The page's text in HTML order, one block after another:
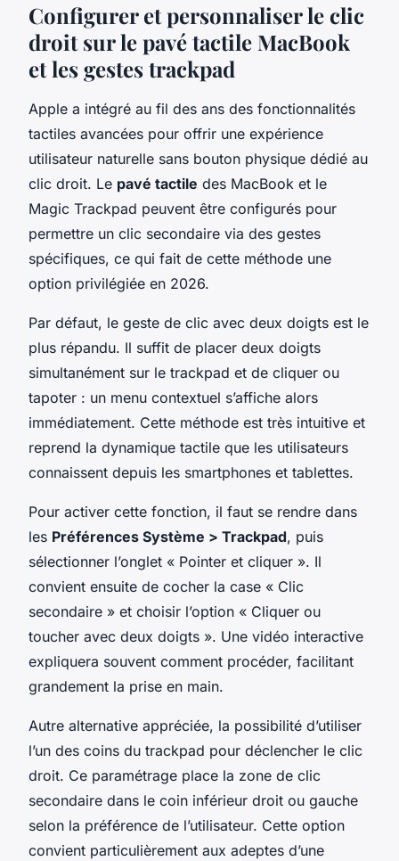
Configurer et personnaliser le clic
droit sur le pavé tactile MacBook
et les gestes trackpad
Apple a intégré au fil des ans des fonctionnalités
tactiles avancées pour offrir une expérience
utilisateur naturelle sans bouton physique dédié au
clic droit. Le pavé tactile des MacBook et le
Magic Trackpad peuvent être configurés pour
permettre un clic secondaire via des gestes
spécifiques, ce qui fait de cette méthode une
option privilégiée en 2026.
Par défaut, le geste de clic avec deux doigts est le
plus répandu. Il suffit de placer deux doigts
simultanément sur le trackpad et de cliquer ou
tapoter : un menu contextuel s’affiche alors
immédiatement. Cette méthode est très intuitive et
reprend la dynamique tactile que les utilisateurs
connaissent depuis les smartphones et tablettes.
Pour activer cette fonction, il faut se rendre dans
les Préférences Système > Trackpad, puis
sélectionner l’onglet « Pointer et cliquer ». Il
convient ensuite de cocher la case « Clic
secondaire » et choisir l’option « Cliquer ou
toucher avec deux doigts ». Une vidéo interactive
expliquera souvent comment procéder, facilitant
grandement la prise en main.
Autre alternative appréciée, la possibilité d’utiliser
l’un des coins du trackpad pour déclencher le clic
droit. Ce paramétrage place la zone de clic
secondaire dans le coin inférieur droit ou gauche
selon la préférence de l’utilisateur. Cette option
convient particulièrement aux adeptes d’une